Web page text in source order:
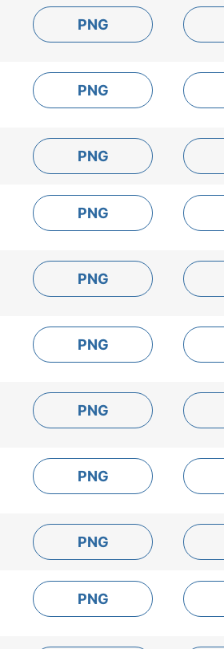
PNG
PNG
PNG
PNG
PNG
PNG
PNG
PNG
PNG
PNG